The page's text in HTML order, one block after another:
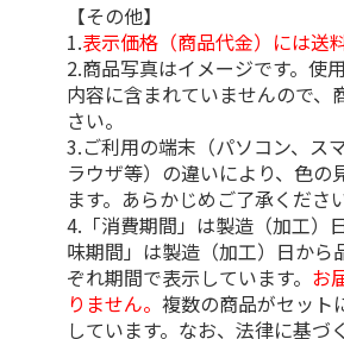
【その他】
1.表示価格（商品代金）には送
2.商品写真はイメージです。使
内容に含まれていませんので
さい。
3.ご利用の端末（パソコン、ス
ラウザ等）の違いにより、色
ます。あらかじめご了承くださ
4.「消費期間」は製造（加工）
味期間」は製造（加工）日か
ぞれ期間で表示しています。 お
りません。複数の商品がセット
しています。なお、法律に基